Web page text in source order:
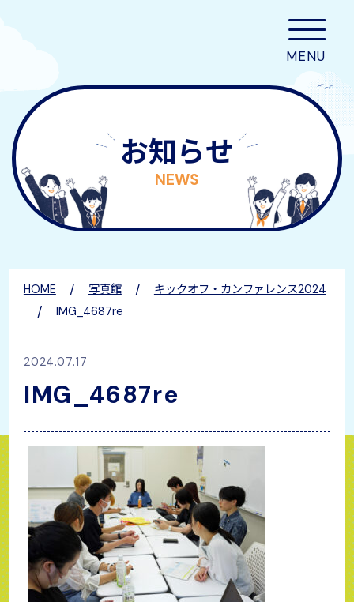
お知らせ
NEWS
HOME / 写真館/ キックオフ・カンファレンス2024
/ IMG_4687re
2024.07.17
IMG_4687re